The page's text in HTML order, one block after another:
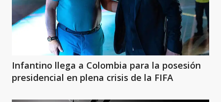
Infantino llega a Colombia para la posesión
presidencial en plena crisis de la FIFA